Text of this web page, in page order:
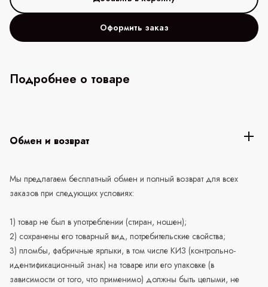
Оформить заказ
Подробнее о товаре
Обмен и возврат
Мы предлагаем бесплатный обмен и полный возврат для всех
заказов при следующих условиях:
1) товар не был в употреблении (стиран, ношен);
2) сохранены его товарный вид, потребительские свойства;
3) пломбы, фабричные ярлыки, в том числе КИЗ (контрольно-
идентификационный знак) на товаре или его упаковке (в
зависимости от того, что применимо) должны быть целыми, не